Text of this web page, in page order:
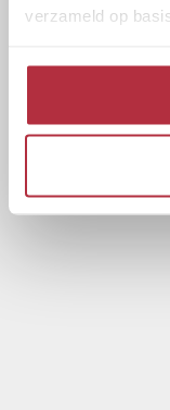
verzameld op